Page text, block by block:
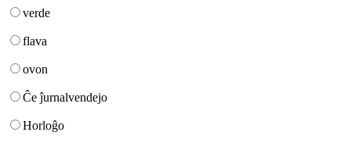
verde
flava
ovon
Ĉe ĵurnalvendejo
Horloĝo